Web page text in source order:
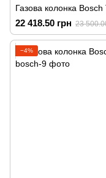
Газова колонка
22 418.50 грн 23
−4%